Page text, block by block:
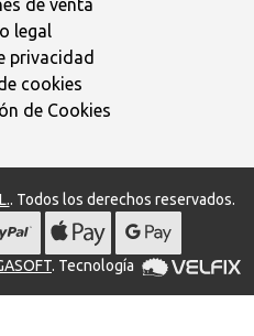
de venta
legal
privacidad
cookies
de Cookies
. Todos los derechos reservados.
. Tecnología